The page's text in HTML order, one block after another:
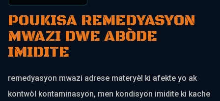
POUKISA REMEDYASYON
MWAZI DWE ABÒDE
IMIDITE
remedyasyon mwazi adrese materyèl ki afekte yo ak
kontwòl kontaminasyon, men kondisyon imidite ki kache